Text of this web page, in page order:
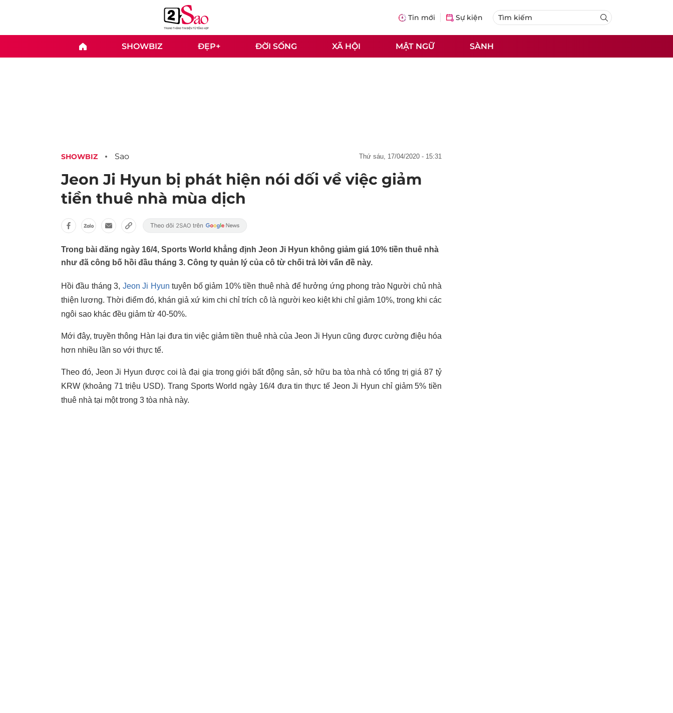
Tin mới Sự kiện
SHOWBIZ ĐẸP+ ĐỜI SỐNG XÃ HỘI MẬT NGỮ SÀNH
SHOWBIZ Sao thứ sáu, 17/04/2020 - 15:31
Jeon Ji Hyun bị phát hiện nói dối về việc giảm
tiền thuê nhà mùa dịch
Trong bài đăng ngày 16/4, Sports World khẳng định Jeon Ji Hyun không giảm giá 10% tiền thuê nhà
như đã công bố hồi đầu tháng 3. Công ty quản lý của cô từ chối trả lời vấn đề này.
Hồi đầu tháng 3, Jeon Ji Hyun tuyên bố giảm 10% tiền thuê nhà để hưởng ứng phong trào Người chủ nhà
thiện lương. Thời điểm đó, khán giả xứ kim chi chỉ trích cô là người keo kiệt khi chỉ giảm 10%, trong khi các
ngôi sao khác đều giảm từ 40-50%.
Mới đây, truyền thông Hàn lại đưa tin việc giảm tiền thuê nhà của Jeon Ji Hyun cũng được cường điệu hóa
hơn nhiều lần so với thực tế.
Theo đó, Jeon Ji Hyun được coi là đại gia trong giới bất động sản, sở hữu ba tòa nhà có tổng trị giá 87 tỷ
KRW (khoảng 71 triệu USD). Trang Sports World ngày 16/4 đưa tin thực tế Jeon Ji Hyun chỉ giảm 5% tiền
thuê nhà tại một trong 3 tòa nhà này.